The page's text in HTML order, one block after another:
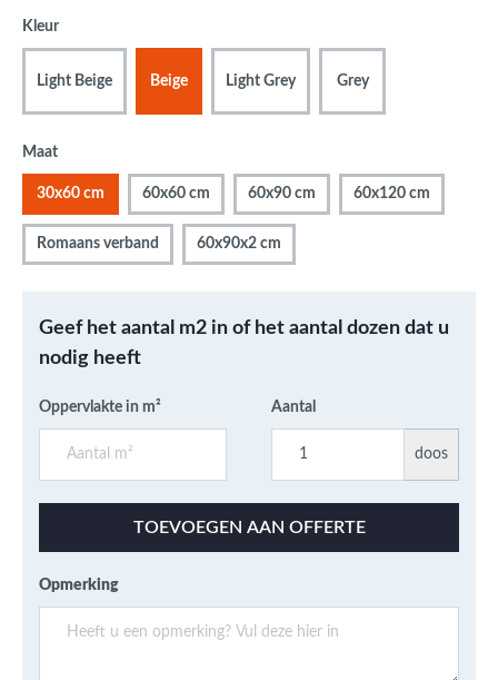
Kleur
Light Beige Beige Light Grey Grey
Maat
30x60 cm 60x60 cm 60x90 cm 60x120 cm
Romaans verband 60x90x2 cm
Geef het aantal m2 in of het aantal dozen dat u
nodig heeft
Oppervlakte in m² Aantal
doos
TOEVOEGEN AAN OFFERTE
Opmerking